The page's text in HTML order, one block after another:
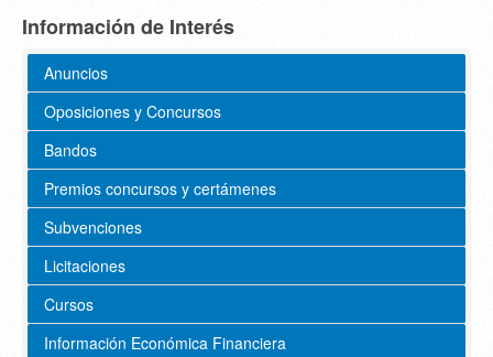
Información de Interés
Anuncios
Oposiciones y Concursos
Bandos
Premios concursos y certámenes
Subvenciones
Licitaciones
Cursos
Información Económica Financiera